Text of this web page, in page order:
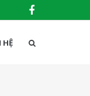
HỆ